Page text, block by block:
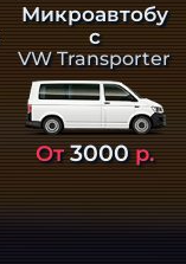
Микроавтобу
с
VW Transporter
От3000р.